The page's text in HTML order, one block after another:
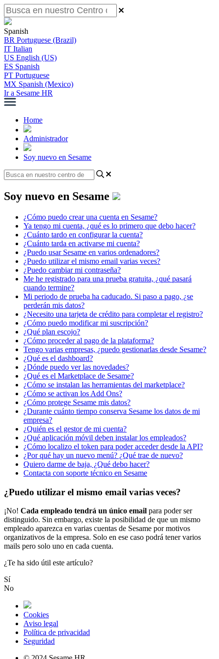
Spanish
BR Portuguese (Brazil)
IT Italian
US English (US)
ES Spanish
PT Portuguese
MX Spanish (Mexico)
Ir a Sesame HR
Home
Administrador
Soy nuevo en Sesame
Soy nuevo en Sesame
¿Cómo puedo crear una cuenta en Sesame?
Ya tengo mi cuenta, ¿qué es lo primero que debo hacer?
¿Cuánto tardo en configurar la cuenta?
¿Cuánto tarda en activarse mi cuenta?
¿Puedo usar Sesame en varios ordenadores?
¿Puedo utilizar el mismo email varias veces?
¿Puedo cambiar mi contraseña?
Me he registrado para una prueba gratuita, ¿qué pasará
cuando termine?
Mi periodo de prueba ha caducado. Si paso a pago, ¿se
perderán mis datos?
¿Necesito una tarjeta de crédito para completar el registro?
¿Cómo puedo modificar mi suscripción?
¿Qué plan escojo?
¿Cómo proceder al pago de la plataforma?
Tengo varias empresas, ¿puedo gestionarlas desde Sesame?
¿Qué es el dashboard?
¿Dónde puedo ver las novedades?
¿Qué es el Marketplace de Sesame?
¿Cómo se instalan las herramientas del marketplace?
¿Cómo se activan los Add Ons?
¿Cómo protege Sesame mis datos?
¿Durante cuánto tiempo conserva Sesame los datos de mi
empresa?
¿Quién es el gestor de mi cuenta?
¿Qué aplicación móvil deben instalar los empleados?
¿Cómo localizo el token para poder acceder desde la API?
¿Por qué hay un nuevo menú? ¿Qué trae de nuevo?
Quiero darme de baja, ¿Qué debo hacer?
Contacta con soporte técnico en Sesame
¿Puedo utilizar el mismo email varias veces?
¡No! Cada empleado tendrá un único email para poder ser
distinguido. Sin embargo, existe la posibilidad de que un mismo
empleado aparezca en varias cuentas de Sesame por motivos
organizativos de la empresa. Solo en ese caso podrá tener varios
mails pero solo uno en cada cuenta.
¿Te ha sido útil este artículo?
Sí
No
Cookies
Aviso legal
Política de privacidad
Seguridad